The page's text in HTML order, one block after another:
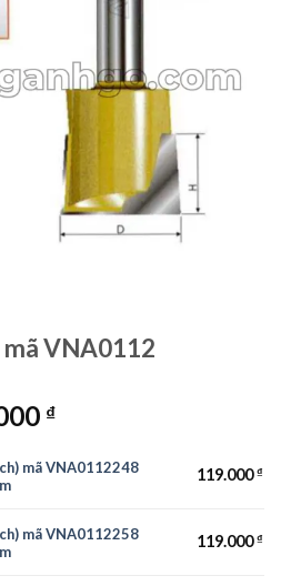
VNA0112
₫
1/2"*3/8"*20mm số lượng
mã VNA0112248
119.000₫
1/2"*1/2"*10mm số lượng
mã VNA0112258
119.000₫